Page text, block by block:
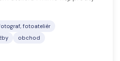
fotoateliér
obchod